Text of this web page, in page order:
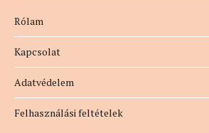
Rólam
Kapcsolat
Adatvédelem
Felhasználási feltételek